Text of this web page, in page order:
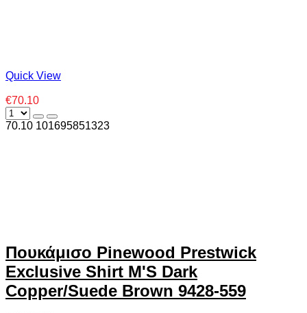
Quick View
€70.10
70.10 101695851323
Πουκάμισο Pinewood Prestwick
Exclusive Shirt M'S Dark
Copper/Suede Brown 9428-559